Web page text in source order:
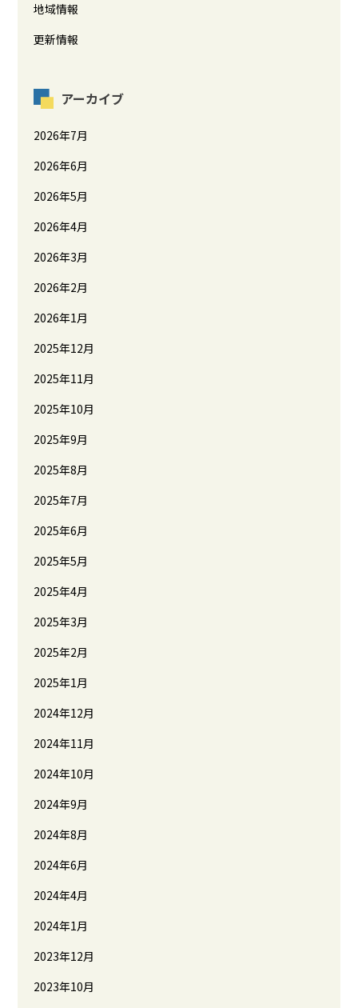
地域情報
更新情報
アーカイブ
2026年7月
2026年6月
2026年5月
2026年4月
2026年3月
2026年2月
2026年1月
2025年12月
2025年11月
2025年10月
2025年9月
2025年8月
2025年7月
2025年6月
2025年5月
2025年4月
2025年3月
2025年2月
2025年1月
2024年12月
2024年11月
2024年10月
2024年9月
2024年8月
2024年6月
2024年4月
2024年1月
2023年12月
2023年10月